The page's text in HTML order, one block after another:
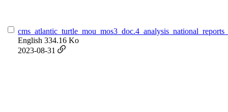
English 334.16 Ko
2023-08-31